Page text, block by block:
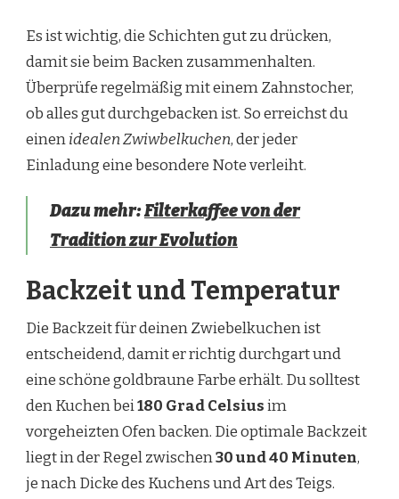
Es ist wichtig, die Schichten gut zu drücken,
damit sie beim Backen zusammenhalten.
Überprüfe regelmäßig mit einem Zahnstocher,
ob alles gut durchgebacken ist. So erreichst du
einenidealen Zwiwbelkuchen, der jeder
Einladung eine besondere Note verleiht.
Dazu mehr:Filterkaffee von der
Tradition zur Evolution
Backzeit und Temperatur
Die Backzeit für deinen Zwiebelkuchen ist
entscheidend, damit er richtig durchgart und
eine schöne goldbraune Farbe erhält. Du solltest
den Kuchen bei180 Grad Celsiusim
vorgeheizten Ofen backen. Die optimale Backzeit
liegt in der Regel zwischen30 und 40 Minuten,
je nach Dicke des Kuchens und Art des Teigs.